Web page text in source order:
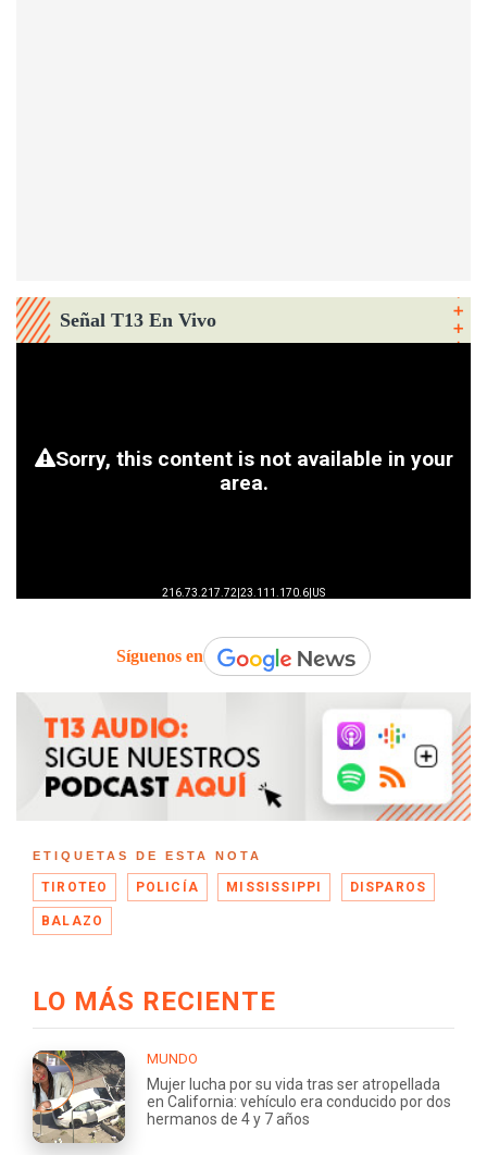
Señal T13 En Vivo
Síguenos en
ETIQUETAS DE ESTA NOTA
TIROTEO POLICÍA MISSISSIPPI DISPAROS
BALAZO
LO MÁS RECIENTE
MUNDO
Mujer lucha por su vida tras ser atropellada
en California: vehículo era conducido por dos
hermanos de 4 y 7 años